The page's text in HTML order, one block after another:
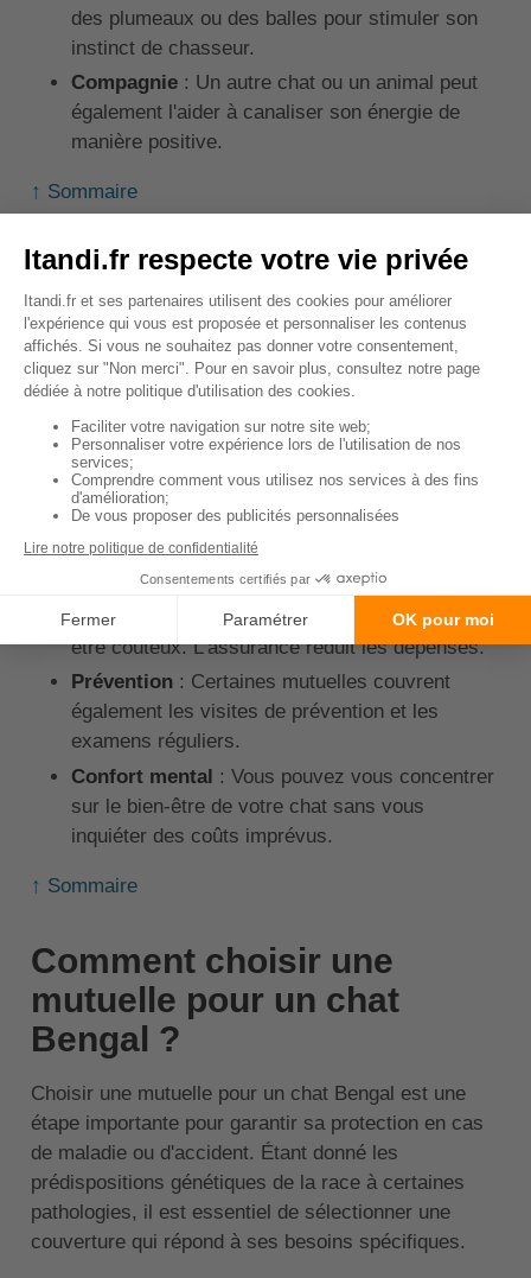
des plumeaux ou des balles pour stimuler son
instinct de chasseur.
Compagnie: Un autre chat ou un animal peut
également l'aider à canaliser son énergie de
manière positive.
↑ Sommaire
Pourquoi souscrire à une
assurance santé pour un
Bengal ?
Souscrire à une mutuelle santé pour votre Bengal
permet de le protéger contre les imprévus et de
garantir une prise en charge rapide en cas de
maladie ou d'accident.
Les avantages d'une couverture santé incluent :
Remboursement des soins vétérinaires
consultations, traitements et chirurgies peuvent
être coûteux. L'assurance réduit les dépenses.
Prévention: Certaines mutuelles couvrent
également les visites de prévention et les
examens réguliers.
Confort mental : Vous pouvez vous concentrer
sur le bien-être de votre chat sans vous
inquiéter des coûts imprévus.
↑ Sommaire
Comment choisir une
mutuelle pour un chat
Bengal ?
Choisir une mutuelle pour un chat Bengal est une
étape importante pour garantir sa protection en cas
de maladie ou d'accident. Étant donné les
prédispositions génétiques de la race à certaines
pathologies, il est essentiel de sélectionner une
couverture qui répond à ses besoins spécifiques.